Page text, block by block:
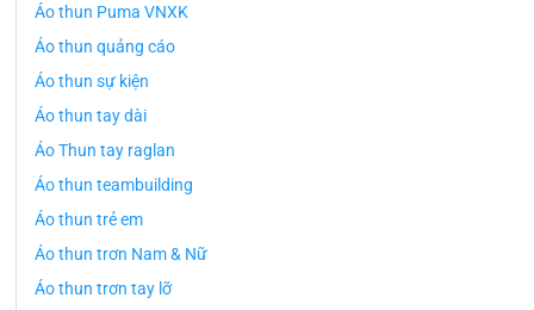
Áo thun Puma VNXK
Áo thun quảng cáo
Áo thun sự kiện
Áo thun tay dài
Áo Thun tay raglan
Áo thun teambuilding
Áo thun trẻ em
Áo thun trơn Nam & Nữ
Áo thun trơn tay lỡ